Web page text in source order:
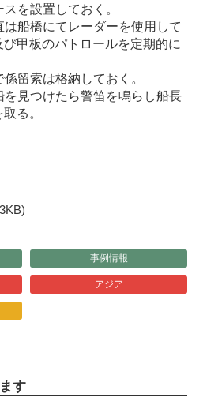
を設置しておく。
船橋にてレーダーを使用して
甲板のパトロールを定期的に
留索は格納しておく。
見つけたら警笛を鳴らし船長
る。
事例情報
アジア
す